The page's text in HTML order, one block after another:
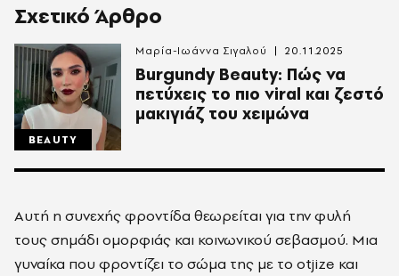
Σχετικό Άρθρο
BEAUTY
Burgundy Beauty: Πώς να
πετύχεις το πιο viral και ζεστό
μακιγιάζ του χειμώνα
Μαρία-Ιωάννα Σιγαλού 20.11.2025
Αυτή η συνεχής φροντίδα θεωρείται για την φυλή
τους σημάδι ομορφιάς και κοινωνικού σεβασμού. Μια
γυναίκα που φροντίζει το σώμα της με το otjize και